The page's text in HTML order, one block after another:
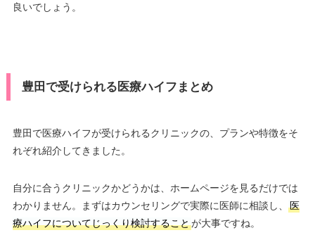
良いでしょう。
豊田で受けられる医療ハイフまとめ
豊田で医療ハイフが受けられるクリニックの、プランや特徴をそ
れぞれ紹介してきました。
自分に合うクリニックかどうかは、ホームページを見るだけでは
わかりません。まずはカウンセリングで実際に医師に相談し、
医
療ハイフについてじっくり検討することが大事ですね。